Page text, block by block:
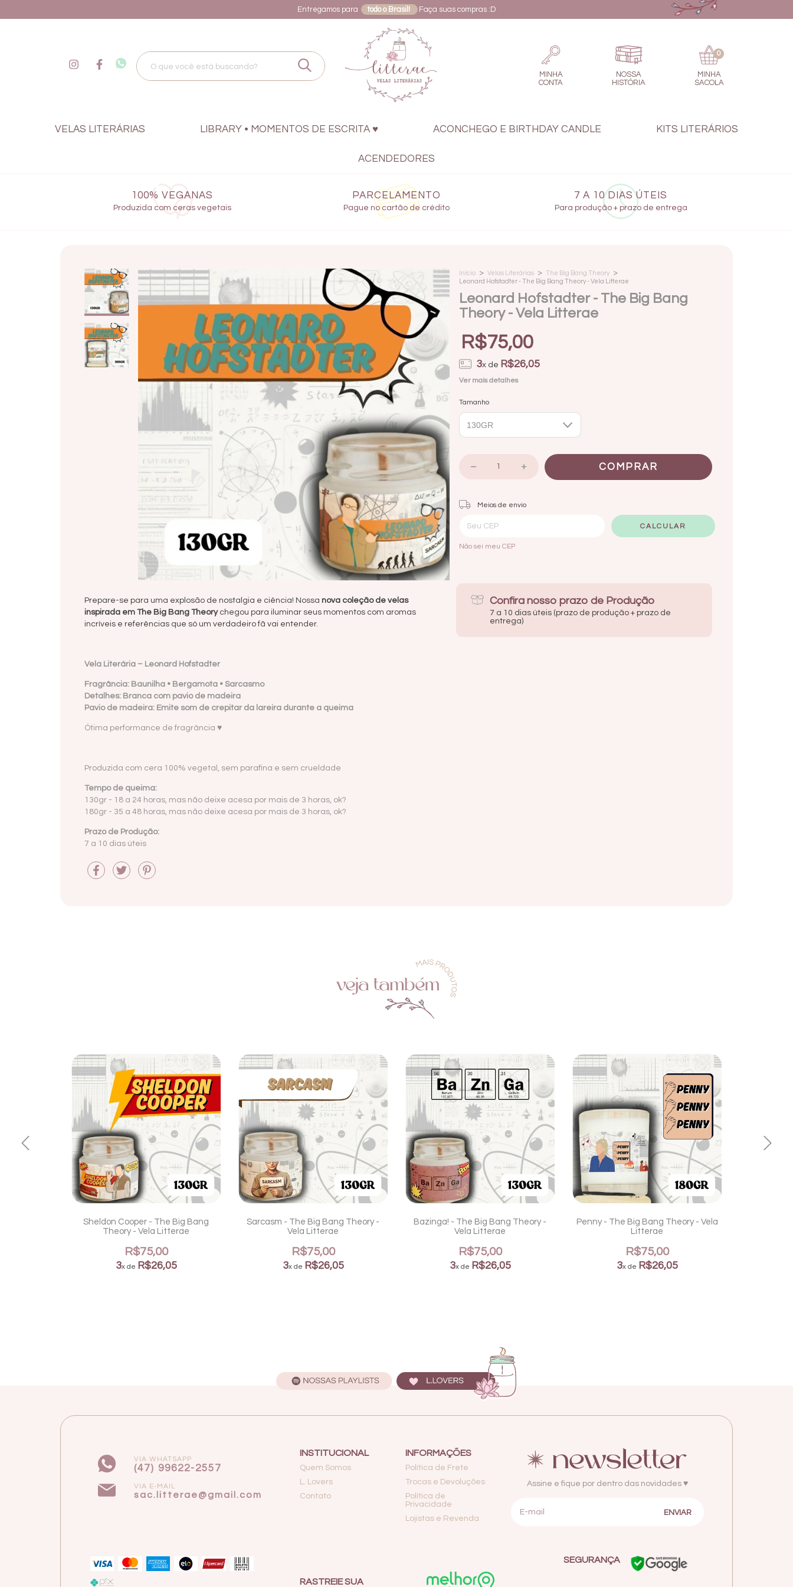
Entregamos para todo o Brasil! Faça suas compras :D
MINHA
CONTA
NOSSA
HISTÓRIA
MINHA
SACOLA
0
VELAS LITERÁRIAS LIBRARY • MOMENTOS DE ESCRITA ♥ ACONCHEGO E BIRTHDAY CANDLE KITS LITERÁRIOS
ACENDEDORES
100% VEGANAS
Produzida com ceras vegetais
PARCELAMENTO
Pague no cartão de crédito
7 A 10 DIAS ÚTEIS
Para produção + prazo de entrega
Prepare-se para uma explosão de nostalgia e ciência! Nossa nova coleção de velas
inspirada em The Big Bang Theorychegou para iluminar seus momentos com aromas
incríveis e referências que só um verdadeiro fã vai entender.
Vela Literária – Leonard Hofstadter
Fragrância: Baunilha • Bergamota • Sarcasmo
Detalhes: Branca com pavio de madeira
Pavio de madeira: Emite som de crepitar da lareira durante a queima
Ótima performance de fragrância ♥
Produzida com cera 100% vegetal, sem parafina e sem crueldade
Tempo de queima:
130gr - 18 a 24 horas, mas não deixe acesa por mais de 3 horas, ok?
180gr - 35 a 48 horas, mas não deixe acesa por mais de 3 horas, ok?
Prazo de Produção:
7 a 10 dias úteis
Início > Velas Literárias > The Big Bang Theory >
Leonard Hofstadter - The Big Bang Theory - Vela Litterae
Leonard Hofstadter - The Big Bang
Theory - Vela Litterae
R$75,00
3x de R$26,05
Ver mais detalhes
Tamanho
Entregas para o CEP:
Meios de envio
CALCULAR
Não sei meu CEP
Confira nosso prazo de Produção
7 a 10 dias úteis (prazo de produção + prazo de
entrega)
Sheldon Cooper - The Big Bang
Theory - Vela Litterae
R$75,00
3x de R$26,05
Sarcasm - The Big Bang Theory -
Vela Litterae
R$75,00
3x de R$26,05
Bazinga! - The Big Bang Theory -
Vela Litterae
R$75,00
3x de R$26,05
Penny - The Big Bang Theory - Vela
Litterae
R$75,00
3x de R$26,05
VIA WHATSAPP
(47) 99622-2557
VIA E-MAIL
sac.litterae@gmail.com
INSTITUCIONAL
Quem Somos
L. Lovers
Contato
INFORMAÇÕES
Política de Frete
Trocas e Devoluções
Política de
Privacidade
Lojistas e Revenda
Assine e fique por dentro das novidades ♥
RASTREIE SUA
SEGURANÇA